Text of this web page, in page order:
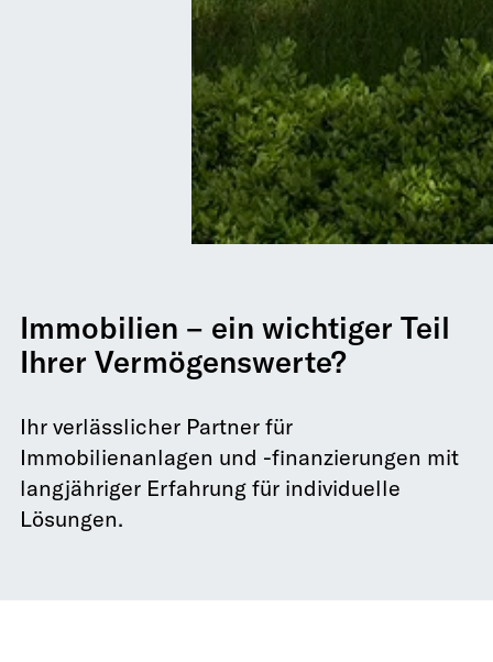
Immobilien – ein wichtiger Teil
Ihrer Vermögenswerte?
Ihr verlässlicher Partner für
Immobilienanlagen und -finanzierungen mit
langjähriger Erfahrung für individuelle
Lösungen.